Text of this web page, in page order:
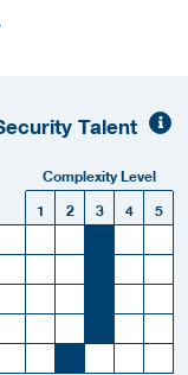
Talent
Complexity Level
1 2 3 4
5